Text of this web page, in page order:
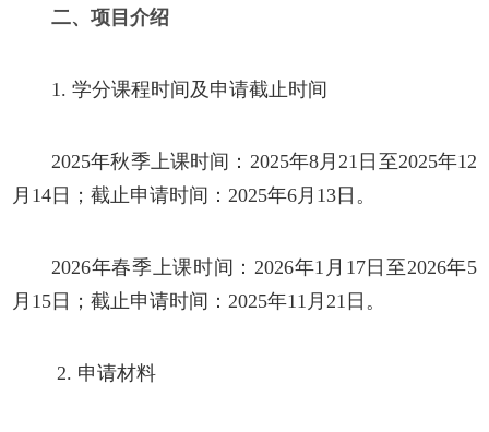
二、 项目介绍
1. 学分课程时间及申请截止时间
2025年秋季上课时间：2025年8月21日至2025年12
月14日；截止申请时间：2025年6月13日。
2026年春季上课时间：2026年1月17日至2026年5
月15日；截止申请时间：2025年11月21日。
2. 申请材料